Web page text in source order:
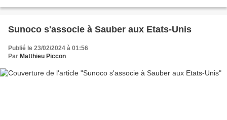
Sunoco s'associe à Sauber aux Etats-Unis
Publié le 23/02/2024 à 01:56
Par Matthieu Piccon